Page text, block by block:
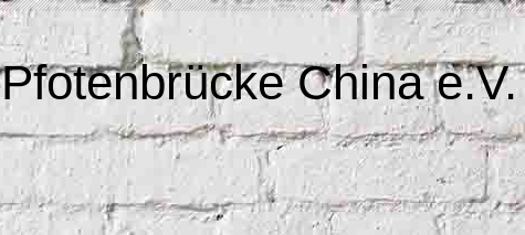
Pfotenbrücke China